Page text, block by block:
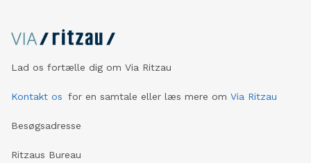
Lad os fortælle dig om Via Ritzau
Kontakt os for en samtale eller læs mere om Via Ritzau
Besøgsadresse
Ritzaus Bureau